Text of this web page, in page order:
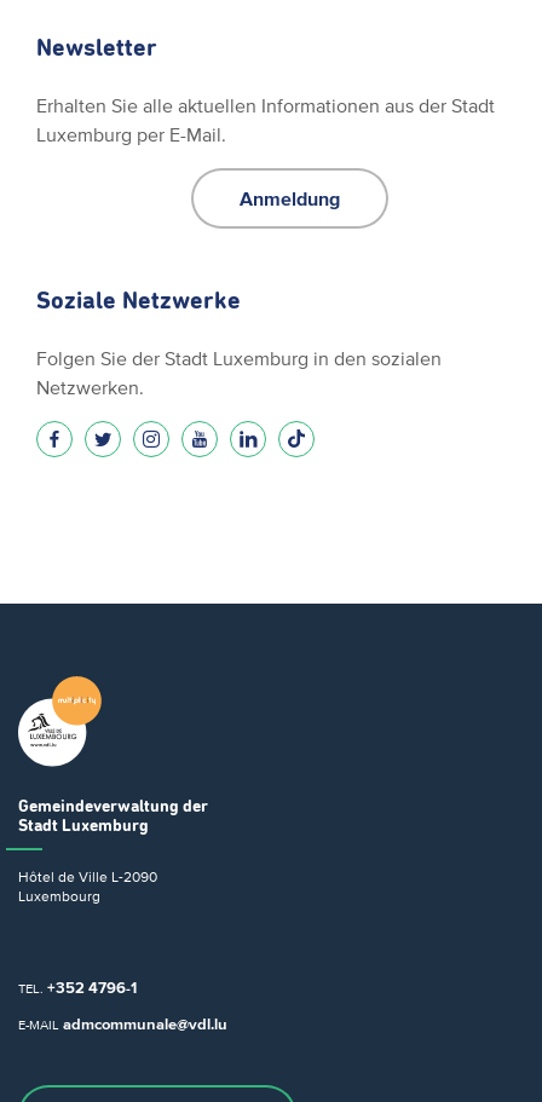
Newsletter
Erhalten Sie alle aktuellen Informationen aus der Stadt
Luxemburg per E-Mail.
Anmeldung
Soziale Netzwerke
Folgen Sie der Stadt Luxemburg in den sozialen
Netzwerken.
Gemeindeverwaltung der
Stadt Luxemburg
Hôtel de Ville L-2090
Luxembourg
TEL. +352 4796-1
E-MAIL admcommunale@vdl.lu